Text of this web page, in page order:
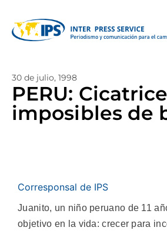
30 de julio, 1998
PERU:
imposibles de
Corresponsal de IPS
Juanito, un niño peruano de 11
objetivo en la vida: crecer para